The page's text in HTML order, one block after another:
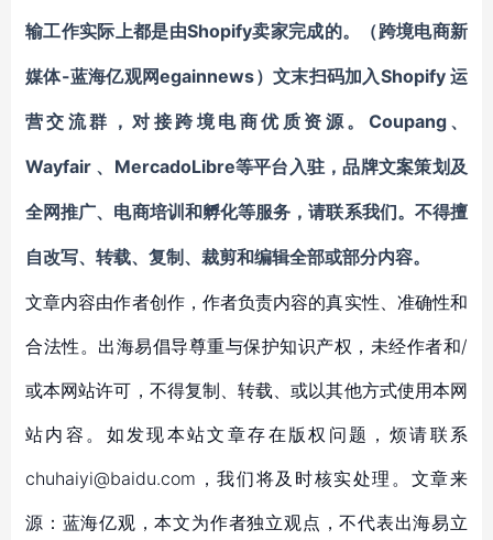
输工作实际上都是由Shopify卖家完成的。 （跨境电商新
媒体-蓝海亿观网egainnews）文末扫码加 入Shopify 运
营交流群 ，对接跨境电商优质资源。 Coupang、
Wayfair 、MercadoLibre等平台入驻，品牌文案策划及
全网推广、电商培训和孵化等服务，请联系我们。不得擅
自改写、转载、复制、裁剪和编辑全部或部分内容。
文章内容由作者创作，作者负责内容的真实性、准确性和
合法性。出海易倡导尊重与保护知识产权，未经作者和/
或本网站许可，不得复制、转载、或以其他方式使用本网
站内容。如发现本站文章存在版权问题，烦请联系
chuhaiyi@baidu.com，我们将及时核实处理。文章来
源：蓝海亿观，本文为作者独立观点，不代表出海易立